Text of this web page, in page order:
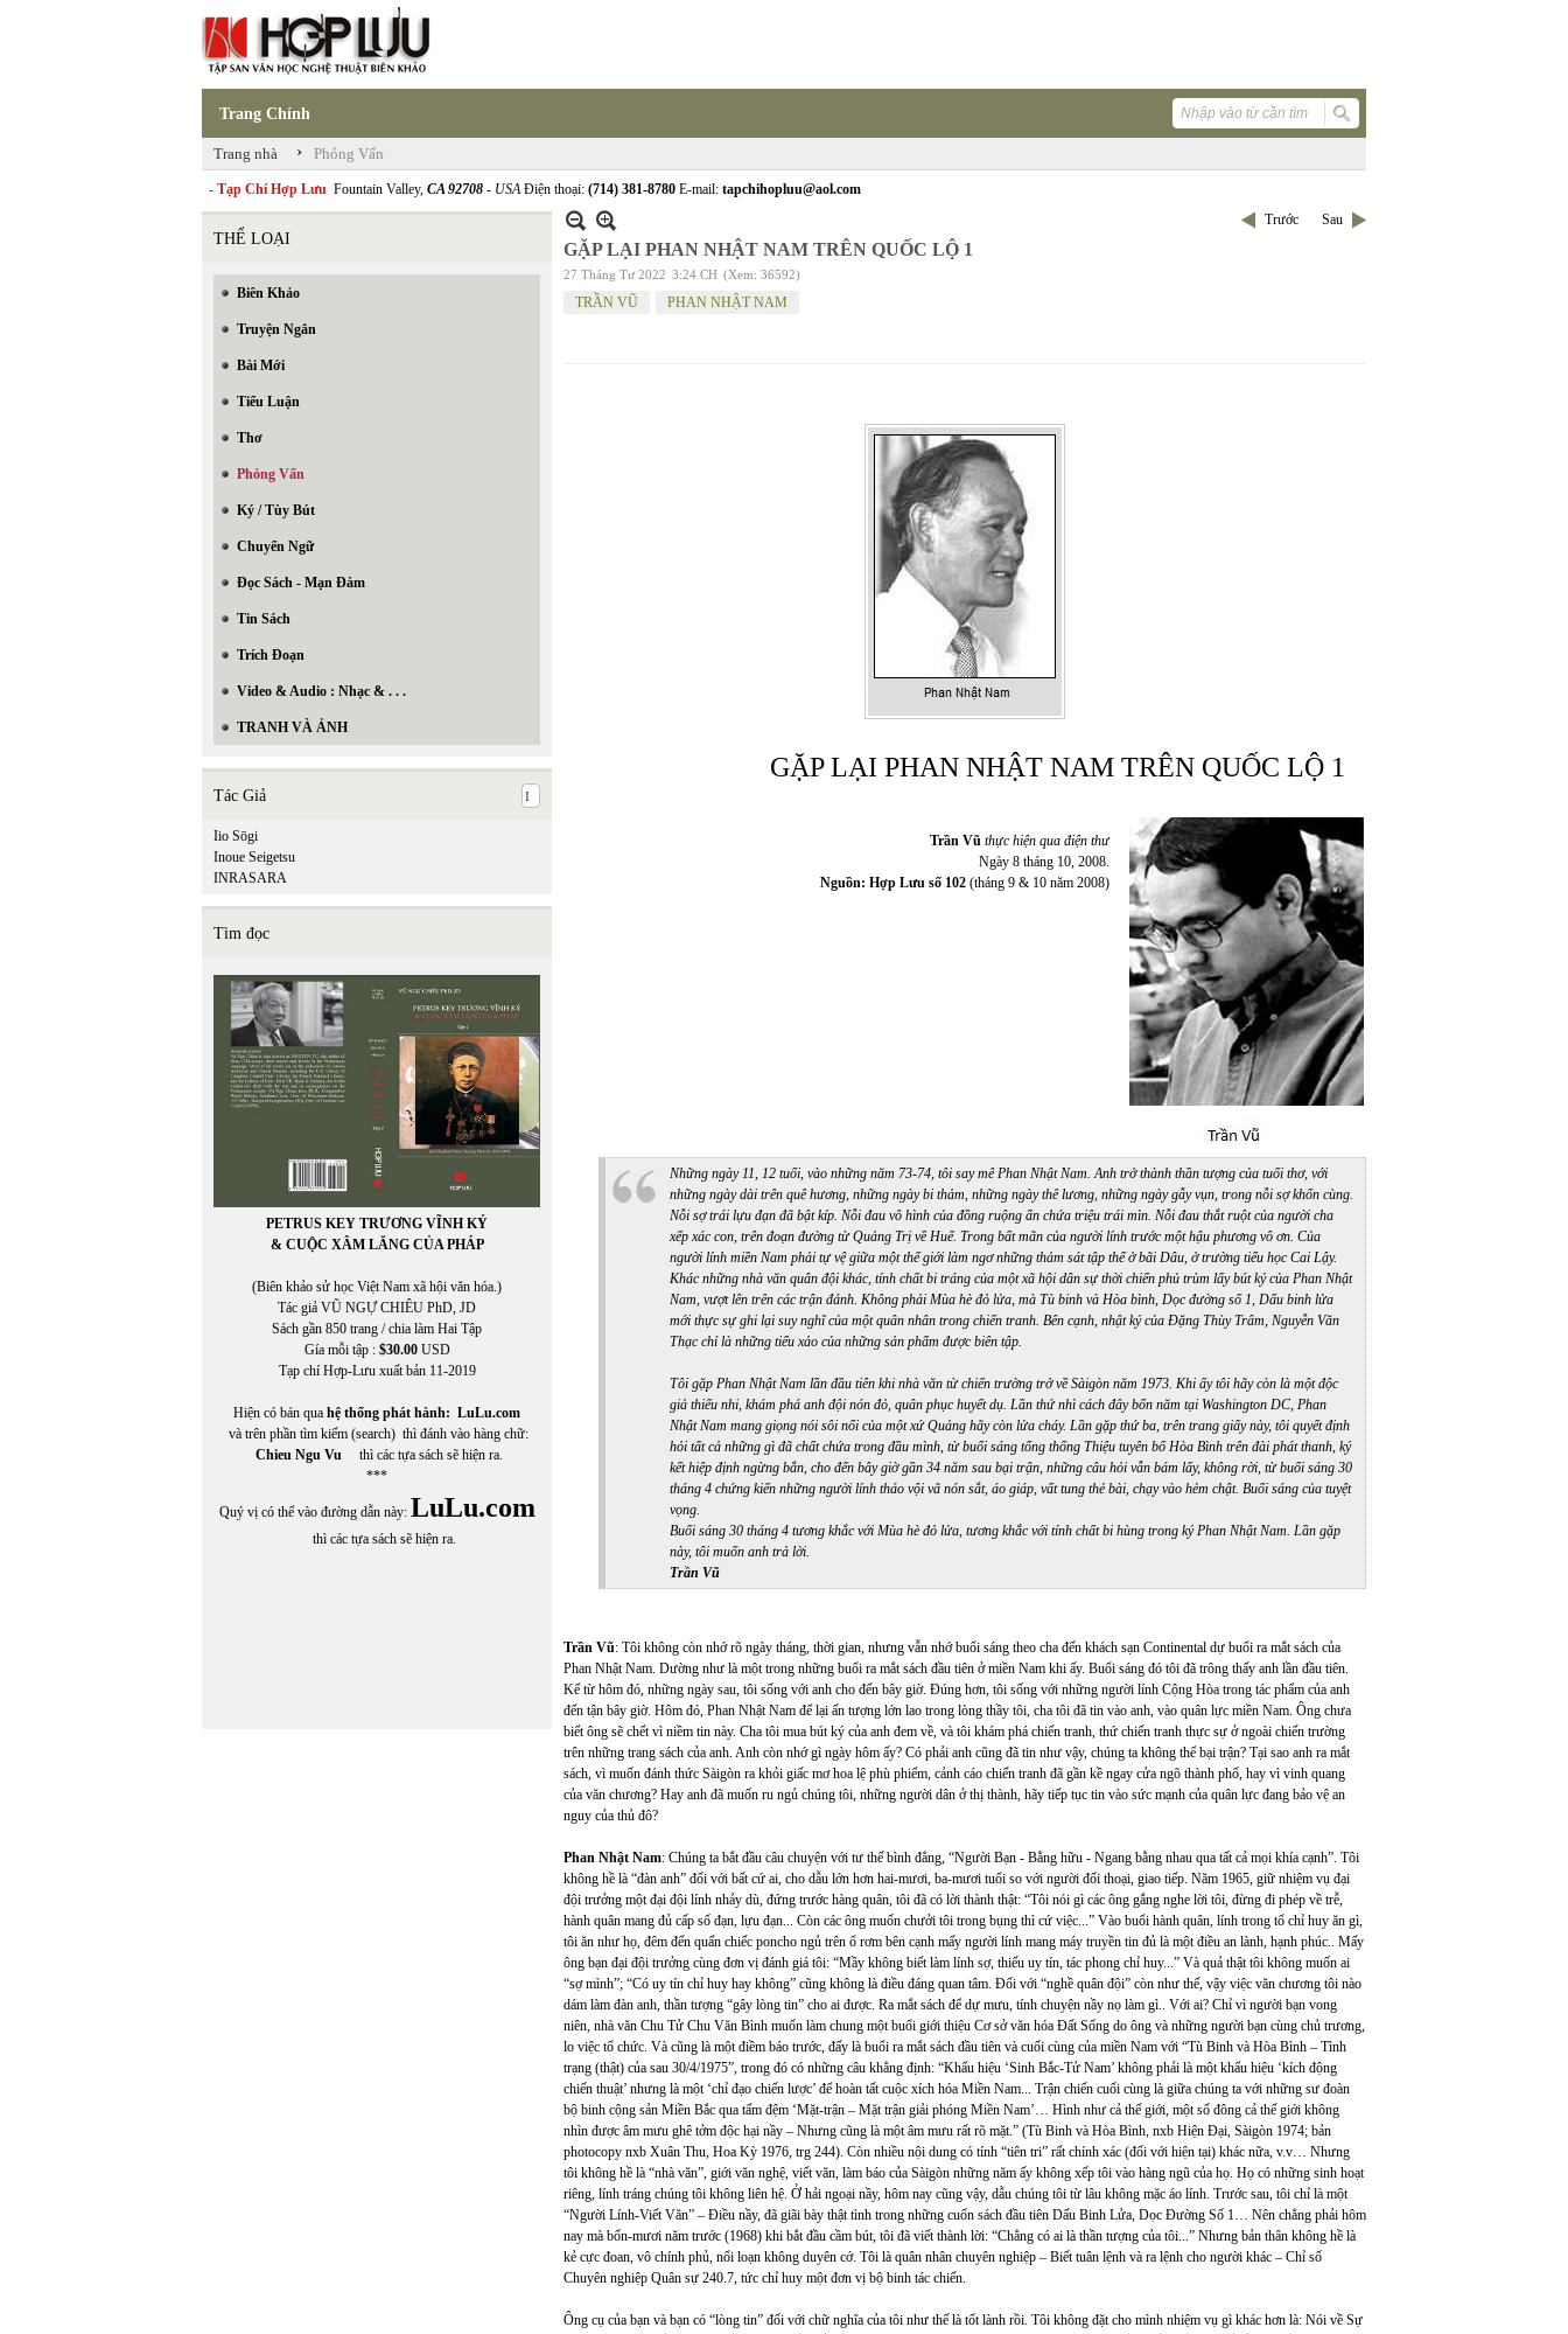
Trang Chính
Trang nhà › Phỏng Vấn
- Tạp Chí Hợp Lưu Fountain Valley, CA 92708 - USAĐiện thoại: (714) 381-8780 E-mail: tapchihopluu@aol.com
THỂ LOẠI
Biên Khảo
Truyện Ngắn
Bài Mới
Tiểu Luận
Thơ
Phỏng Vấn
Ký / Tùy Bút
Chuyển Ngữ
Đọc Sách - Mạn Đàm
Tin Sách
Trích Đoạn
Video & Audio : Nhạc & . . .
TRANH VÀ ẢNH
Tác Giả
Iio Sōgi
Inoue Seigetsu
INRASARA
Tìm đọc
PETRUS KEY TRƯƠNG VĨNH KÝ
& CUỘC XÂM LĂNG CỦA PHÁP
(Biên khảo sử học Việt Nam xã hội văn hóa.)
Tác giả VŨ NGỰ CHIÊU PhD, JD
Sách gần 850 trang / chia làm Hai Tập
Gía mỗi tập : $30.00USD
Tạp chí Hợp-Lưu xuất bản 11-2019
Hiện có bán qua hệ thống phát hành: LuLu.com
và trên phần tìm kiếm (search) thì đánh vào hàng chữ:
Chieu Ngu Vu thì các tựa sách sẽ hiện ra.
***
Quý vị có thể vào đường dẫn này: LuLu.com
thì các tựa sách sẽ hiện ra.
Trước Sau
GẶP LẠI PHAN NHẬT NAM TRÊN QUỐC LỘ 1
27 Tháng Tư 2022 3:24 CH (Xem: 36592)
TRẦN VŨ PHAN NHẬT NAM
GẶP LẠI PHAN NHẬT NAM TRÊN QUỐC LỘ 1
Trần Vũ thực hiện qua điện thư
Ngày 8 tháng 10, 2008.
Nguồn: Hợp Lưu số 102 (tháng 9 & 10 năm 2008)
Những ngày 11, 12 tuổi, vào những năm 73-74, tôi say mê Phan Nhật Nam. Anh trở thành thần tượng của tuổi thơ, với
những ngày dài trên quê hương, những ngày bi thảm, những ngày thê lương, những ngày gẫy vụn, trong nỗi sợ khốn cùng.
Nỗi sợ trái lựu đạn đã bật kíp. Nỗi đau vô hình của đồng ruộng ẩn chứa triệu trái mìn. Nỗi đau thắt ruột của người cha
xếp xác con, trên đoạn đường từ Quảng Trị về Huế. Trong bất mãn của người lính trước một hậu phương vô ơn. Của
người lính miền Nam phải tự vệ giữa một thế giới làm ngơ những thảm sát tập thể ở bãi Dâu, ở trường tiểu học Cai Lậy.
Khác những nhà văn quân đội khác, tính chất bi tráng của một xã hội dân sự thời chiến phủ trùm lấy bút ký của Phan Nhật
Nam, vượt lên trên các trận đánh. Không phải Mùa hè đỏ lửa, mà Tù binh và Hòa bình, Dọc đường số 1, Dấu binh lửa
mới thực sự ghi lại suy nghĩ của một quân nhân trong chiến tranh. Bên cạnh, nhật ký của Đặng Thùy Trâm, Nguyễn Văn
Thạc chỉ là những tiểu xảo của những sản phẩm được biên tập.
Tôi gặp Phan Nhật Nam lần đầu tiên khi nhà văn từ chiến trường trở về Sàigòn năm 1973. Khi ấy tôi hãy còn là một độc
giả thiếu nhi, khám phá anh đội nón đỏ, quân phục huyết dụ. Lần thứ nhì cách đây bốn năm tại Washington DC, Phan
Nhật Nam mang giọng nói sôi nổi của một xứ Quảng hãy còn lửa cháy. Lần gặp thứ ba, trên trang giấy này, tôi quyết định
hỏi tất cả những gì đã chất chứa trong đầu mình, từ buổi sáng tổng thống Thiệu tuyên bố Hòa Bình trên đài phát thanh, ký
kết hiệp định ngừng bắn, cho đến bây giờ gần 34 năm sau bại trận, những câu hỏi vẫn bám lấy, không rời, từ buổi sáng 30
tháng 4 chứng kiến những người lính tháo vội vã nón sắt, áo giáp, vất tung thẻ bài, chạy vào hẻm chật. Buổi sáng của tuyệt
vọng.
Buổi sáng 30 tháng 4 tương khắc với Mùa hè đỏ lửa, tương khắc với tính chất bi hùng trong ký Phan Nhật Nam. Lần gặp
này, tôi muốn anh trả lời.
Trần Vũ
Trần Vũ: Tôi không còn nhớ rõ ngày tháng, thời gian, nhưng vẫn nhớ buổi sáng theo cha đến khách sạn Continental dự buổi ra mắt sách của
Phan Nhật Nam. Dường như là một trong những buổi ra mắt sách đầu tiên ở miền Nam khi ấy. Buổi sáng đó tôi đã trông thấy anh lần đầu tiên.
Kể từ hôm đó, những ngày sau, tôi sống với anh cho đến bây giờ. Đúng hơn, tôi sống với những người lính Cộng Hòa trong tác phẩm của anh
đến tận bây giờ. Hôm đó, Phan Nhật Nam để lại ấn tượng lớn lao trong lòng thầy tôi, cha tôi đã tin vào anh, vào quân lực miền Nam. Ông chưa
biết ông sẽ chết vì niềm tin này. Cha tôi mua bút ký của anh đem về, và tôi khám phá chiến tranh, thứ chiến tranh thực sự ở ngoài chiến trường
trên những trang sách của anh. Anh còn nhớ gì ngày hôm ấy? Có phải anh cũng đã tin như vậy, chúng ta không thể bại trận? Tại sao anh ra mắt
sách, vì muốn đánh thức Sàigòn ra khỏi giấc mơ hoa lệ phù phiếm, cảnh cáo chiến tranh đã gần kề ngay cửa ngõ thành phố, hay vì vinh quang
của văn chương? Hay anh đã muốn ru ngủ chúng tôi, những người dân ở thị thành, hãy tiếp tục tin vào sức mạnh của quân lực đang bảo vệ an
nguy của thủ đô?
Phan Nhật Nam: Chúng ta bắt đầu câu chuyện với tư thế bình đẳng, “Người Bạn - Bằng hữu - Ngang bằng nhau qua tất cả mọi khía cạnh”. Tôi
không hề là “đàn anh” đối với bất cứ ai, cho dẫu lớn hơn hai-mươi, ba-mươi tuổi so với người đối thoại, giao tiếp. Năm 1965, giữ nhiệm vụ đại
đội trưởng một đại đội lính nhảy dù, đứng trước hàng quân, tôi đã có lời thành thật: “Tôi nói gì các ông gắng nghe lời tôi, đừng đi phép về trễ,
hành quân mang đủ cấp số đạn, lựu đạn... Còn các ông muốn chưởi tôi trong bụng thì cứ việc...” Vào buổi hành quân, lính trong tổ chỉ huy ăn gì,
tôi ăn như họ, đêm đến quấn chiếc poncho ngủ trên ổ rơm bên cạnh mấy người lính mang máy truyền tin đủ là một điều an lành, hạnh phúc.. Mấy
ông bạn đại đội trưởng cùng đơn vị đánh giá tôi: “Mầy không biết làm lính sợ, thiếu uy tín, tác phong chỉ huy...” Và quả thật tôi không muốn ai
“sợ mình”; “Có uy tín chỉ huy hay không” cũng không là điều đáng quan tâm. Đối với “nghề quân đội” còn như thế, vậy việc văn chương tôi nào
dám làm đàn anh, thần tượng “gây lòng tin” cho ai được. Ra mắt sách để dự mưu, tính chuyện nầy nọ làm gì.. Với ai? Chỉ vì người bạn vong
niên, nhà văn Chu Tử Chu Văn Bình muốn làm chung một buổi giới thiệu Cơ sở văn hóa Đất Sống do ông và những người bạn cùng chủ trương,
lo việc tổ chức. Và cũng là một điềm báo trước, đấy là buổi ra mắt sách đầu tiên và cuối cùng của miền Nam với “Tù Binh và Hòa Bình – Tình
trạng (thật) của sau 30/4/1975”, trong đó có những câu khẳng định: “Khẩu hiệu ‘Sinh Bắc-Tử Nam’ không phải là một khẩu hiệu ‘kích động
chiến thuật’ nhưng là một ‘chỉ đạo chiến lược’ để hoàn tất cuộc xích hóa Miền Nam... Trận chiến cuối cùng là giữa chúng ta với những sư đoàn
bộ binh cộng sản Miền Bắc qua tấm đệm ‘Mặt-trận – Mặt trận giải phóng Miền Nam’… Hình như cả thế giới, một số đông cả thế giới không
nhìn được âm mưu ghê tởm độc hại nầy – Nhưng cũng là một âm mưu rất rõ mặt.” (Tù Binh và Hòa Bình, nxb Hiện Đại, Sàigòn 1974; bản
photocopy nxb Xuân Thu, Hoa Kỳ 1976, trg 244). Còn nhiều nội dung có tính “tiên tri” rất chính xác (đối với hiện tại) khác nữa, v.v… Nhưng
tôi không hề là “nhà văn”, giới văn nghệ, viết văn, làm báo của Sàigòn những năm ấy không xếp tôi vào hàng ngũ của họ. Họ có những sinh hoạt
riêng, lính tráng chúng tôi không liên hệ. Ở hải ngoại nầy, hôm nay cũng vậy, dẫu chúng tôi từ lâu không mặc áo lính. Trước sau, tôi chỉ là một
“Người Lính-Viết Văn” – Điều nầy, đã giãi bày thật tình trong những cuốn sách đầu tiên Dấu Binh Lửa, Dọc Đường Số 1… Nên chẳng phải hôm
nay mà bốn-mươi năm trước (1968) khi bắt đầu cầm bút, tôi đã viết thành lời: “Chẳng có ai là thần tượng của tôi...” Nhưng bản thân không hề là
kẻ cực đoan, vô chính phủ, nổi loạn không duyên cớ. Tôi là quân nhân chuyên nghiệp – Biết tuân lệnh và ra lệnh cho người khác – Chỉ số
Chuyên nghiệp Quân sự 240.7, tức chỉ huy một đơn vị bộ binh tác chiến.
Ông cụ của bạn và bạn có “lòng tin” đối với chữ nghĩa của tôi như thế là tốt lành rồi. Tôi không đặt cho mình nhiệm vụ gì khác hơn là: Nói về Sự